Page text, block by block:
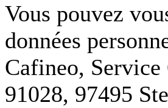
Vous pouvez
données
Cafineo,
91028, 97495